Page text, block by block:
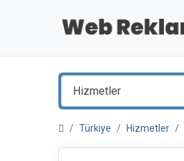
Hizmetler
Türkiye Hizmetler